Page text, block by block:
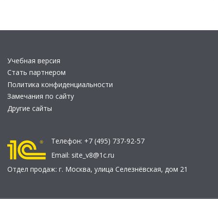
Учебная версия
Стать партнером
Политика конфиденциальности
Замечания по сайту
Другие сайты
Телефон: +7 (495) 737-92-57
Email: site_v8@1c.ru
Отдел продаж: г. Москва, улица Селезнёвская, дом 21